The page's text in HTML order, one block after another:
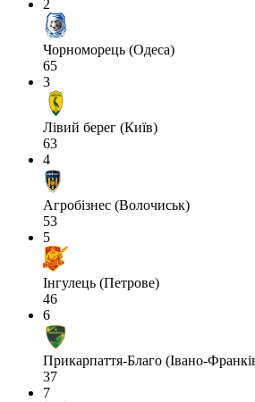
2
Чорноморець (Одеса)
65
3
Лівий берег (Київ)
63
4
Агробізнес (Волочиськ)
53
5
Інгулець (Петрове)
46
6
Прикарпаття-Благо (Івано-
37
7